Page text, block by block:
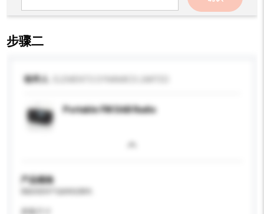
步骤二
收件人
Portable FM DAB Radio
产品规格